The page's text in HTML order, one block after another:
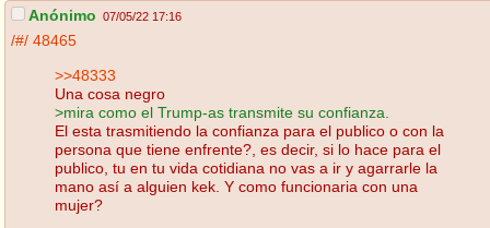
Anónimo 07/05/22 17:16
/#/ 48465
>>48333
Una cosa negro
>mira como el Trump-as transmite su confianza.
El esta trasmitiendo la confianza para el publico o con la
persona que tiene enfrente?, es decir, si lo hace para el
publico, tu en tu vida cotidiana no vas a ir y agarrarle la
mano así a alguien kek. Y como funcionaria con una
mujer?